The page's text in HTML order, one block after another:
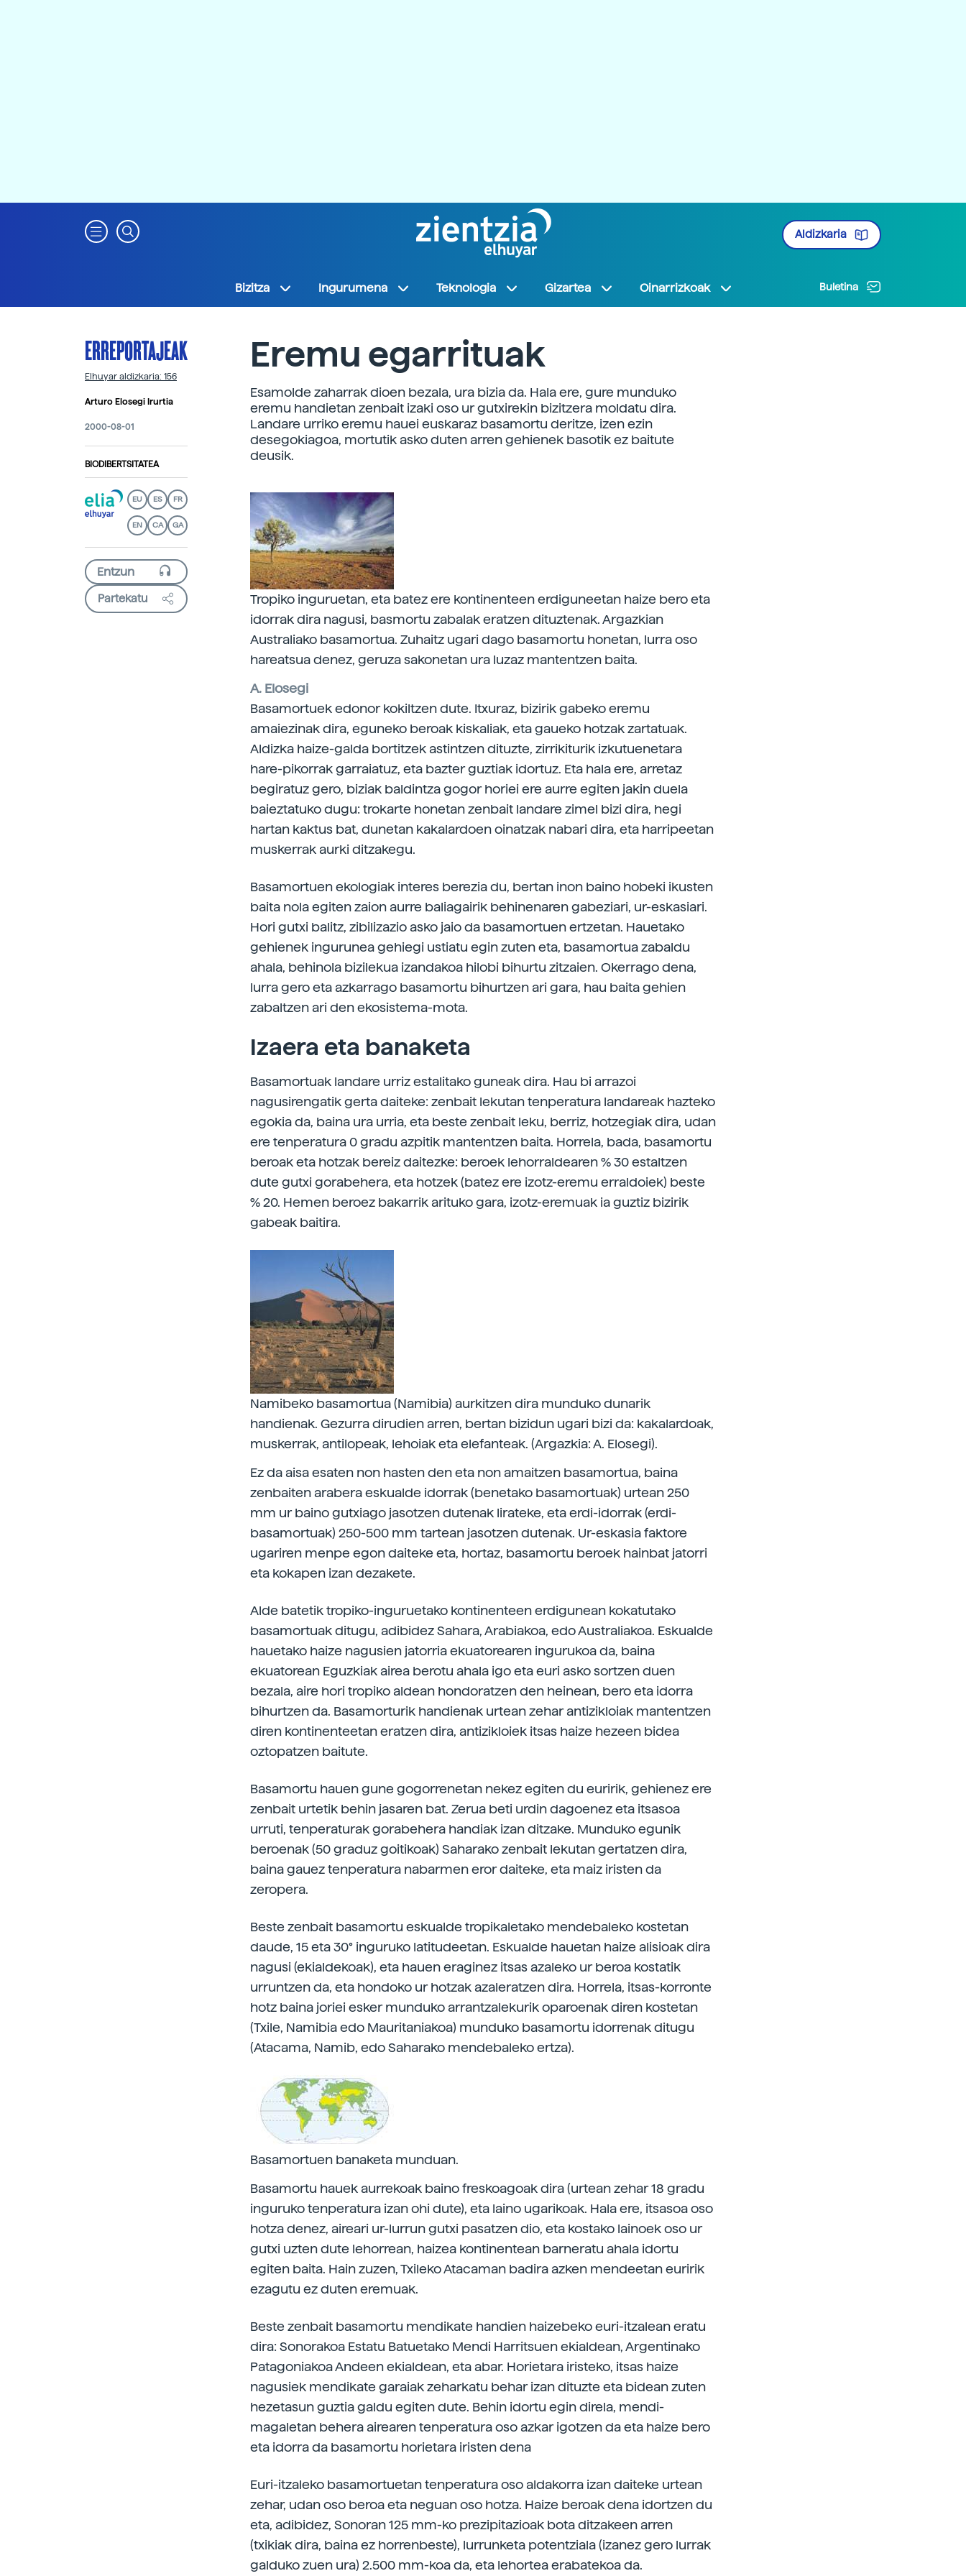
Aldizkaria
Bizitza Ingurumena Teknologia Gizartea Oinarrizkoak Buletina
ERREPORTAJEAK
Elhuyar aldizkaria: 156
Arturo Elosegi Irurtia
2000-08-01
BIODIBERTSITATEA
EU ES FR
EN CA GA
Partekatu
Eremu egarrituak
Esamolde zaharrak dioen bezala, ura bizia da. Hala ere, gure munduko
eremu handietan zenbait izaki oso ur gutxirekin bizitzera moldatu dira.
Landare urriko eremu hauei euskaraz basamortu deritze, izen ezin
desegokiagoa, mortutik asko duten arren gehienek basotik ez baitute
deusik.
Tropiko inguruetan, eta batez ere kontinenteen erdiguneetan haize bero eta
idorrak dira nagusi, basmortu zabalak eratzen dituztenak. Argazkian
Australiako basamortua. Zuhaitz ugari dago basamortu honetan, lurra oso
hareatsua denez, geruza sakonetan ura luzaz mantentzen baita.
A. Elosegi
Basamortuek edonor kokiltzen dute. Itxuraz, bizirik gabeko eremu
amaiezinak dira, eguneko beroak kiskaliak, eta gaueko hotzak zartatuak.
Aldizka haize-galda bortitzek astintzen dituzte, zirrikiturik izkutuenetara
hare-pikorrak garraiatuz, eta bazter guztiak idortuz. Eta hala ere, arretaz
begiratuz gero, biziak baldintza gogor horiei ere aurre egiten jakin duela
baieztatuko dugu: trokarte honetan zenbait landare zimel bizi dira, hegi
hartan kaktus bat, dunetan kakalardoen oinatzak nabari dira, eta harripeetan
muskerrak aurki ditzakegu.
Basamortuen ekologiak interes berezia du, bertan inon baino hobeki ikusten
baita nola egiten zaion aurre baliagairik behinenaren gabeziari, ur-eskasiari.
Hori gutxi balitz, zibilizazio asko jaio da basamortuen ertzetan. Hauetako
gehienek ingurunea gehiegi ustiatu egin zuten eta, basamortua zabaldu
ahala, behinola bizilekua izandakoa hilobi bihurtu zitzaien. Okerrago dena,
lurra gero eta azkarrago basamortu bihurtzen ari gara, hau baita gehien
zabaltzen ari den ekosistema-mota.
Izaera eta banaketa
Basamortuak landare urriz estalitako guneak dira. Hau bi arrazoi
nagusirengatik gerta daiteke: zenbait lekutan tenperatura landareak hazteko
egokia da, baina ura urria, eta beste zenbait leku, berriz, hotzegiak dira, udan
ere tenperatura 0 gradu azpitik mantentzen baita. Horrela, bada, basamortu
beroak eta hotzak bereiz daitezke: beroek lehorraldearen % 30 estaltzen
dute gutxi gorabehera, eta hotzek (batez ere izotz-eremu erraldoiek) beste
% 20. Hemen beroez bakarrik arituko gara, izotz-eremuak ia guztiz bizirik
gabeak baitira.
Namibeko basamortua (Namibia) aurkitzen dira munduko dunarik
handienak. Gezurra dirudien arren, bertan bizidun ugari bizi da: kakalardoak,
muskerrak, antilopeak, lehoiak eta elefanteak. (Argazkia: A. Elosegi).
Ez da aisa esaten non hasten den eta non amaitzen basamortua, baina
zenbaiten arabera eskualde idorrak (benetako basamortuak) urtean 250
mm ur baino gutxiago jasotzen dutenak lirateke, eta erdi-idorrak (erdi-
basamortuak) 250-500 mm tartean jasotzen dutenak. Ur-eskasia faktore
ugariren menpe egon daiteke eta, hortaz, basamortu beroek hainbat jatorri
eta kokapen izan dezakete.
Alde batetik tropiko-inguruetako kontinenteen erdigunean kokatutako
basamortuak ditugu, adibidez Sahara, Arabiakoa, edo Australiakoa. Eskualde
hauetako haize nagusien jatorria ekuatorearen ingurukoa da, baina
ekuatorean Eguzkiak airea berotu ahala igo eta euri asko sortzen duen
bezala, aire hori tropiko aldean hondoratzen den heinean, bero eta idorra
bihurtzen da. Basamorturik handienak urtean zehar antizikloiak mantentzen
diren kontinenteetan eratzen dira, antizikloiek itsas haize hezeen bidea
oztopatzen baitute.
Basamortu hauen gune gogorrenetan nekez egiten du euririk, gehienez ere
zenbait urtetik behin jasaren bat. Zerua beti urdin dagoenez eta itsasoa
urruti, tenperaturak gorabehera handiak izan ditzake. Munduko egunik
beroenak (50 graduz goitikoak) Saharako zenbait lekutan gertatzen dira,
baina gauez tenperatura nabarmen eror daiteke, eta maiz iristen da
zeropera.
Beste zenbait basamortu eskualde tropikaletako mendebaleko kostetan
daude, 15 eta 30° inguruko latitudeetan. Eskualde hauetan haize alisioak dira
nagusi (ekialdekoak), eta hauen eraginez itsas azaleko ur beroa kostatik
urruntzen da, eta hondoko ur hotzak azaleratzen dira. Horrela, itsas-korronte
hotz baina joriei esker munduko arrantzalekurik oparoenak diren kostetan
(Txile, Namibia edo Mauritaniakoa) munduko basamortu idorrenak ditugu
(Atacama, Namib, edo Saharako mendebaleko ertza).
Basamortuen banaketa munduan.
Basamortu hauek aurrekoak baino freskoagoak dira (urtean zehar 18 gradu
inguruko tenperatura izan ohi dute), eta laino ugarikoak. Hala ere, itsasoa oso
hotza denez, aireari ur-lurrun gutxi pasatzen dio, eta kostako lainoek oso ur
gutxi uzten dute lehorrean, haizea kontinentean barneratu ahala idortu
egiten baita. Hain zuzen, Txileko Atacaman badira azken mendeetan euririk
ezagutu ez duten eremuak.
Beste zenbait basamortu mendikate handien haizebeko euri-itzalean eratu
dira: Sonorakoa Estatu Batuetako Mendi Harritsuen ekialdean, Argentinako
Patagoniakoa Andeen ekialdean, eta abar. Horietara iristeko, itsas haize
nagusiek mendikate garaiak zeharkatu behar izan dituzte eta bidean zuten
hezetasun guztia galdu egiten dute. Behin idortu egin direla, mendi-
magaletan behera airearen tenperatura oso azkar igotzen da eta haize bero
eta idorra da basamortu horietara iristen dena
Euri-itzaleko basamortuetan tenperatura oso aldakorra izan daiteke urtean
zehar, udan oso beroa eta neguan oso hotza. Haize beroak dena idortzen du
eta, adibidez, Sonoran 125 mm-ko prezipitazioak bota ditzakeen arren
(txikiak dira, baina ez horrenbeste), lurrunketa potentziala (izanez gero lurrak
galduko zuen ura) 2.500 mm-koa da, eta lehortea erabatekoa da.